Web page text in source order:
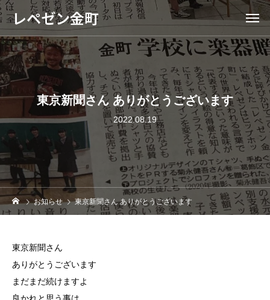
レペゼン金町
東京新聞さん ありがとうございます
2022.08.19
お知らせ 東京新聞さん ありがとうございます
東京新聞さん
ありがとうございます
まだまだ続けますよ